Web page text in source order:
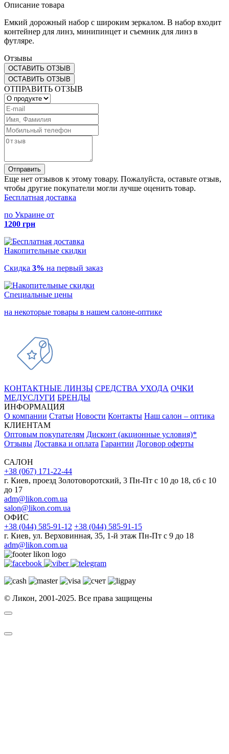
Описание товара
Емкий дорожный набор с широким зеркалом. В набор входит
контейнер для линз, минипинцет и съемник для линз в
футляре.
Отзывы
ОСТАВИТЬ ОТЗЫВ
ОСТАВИТЬ ОТЗЫВ
ОТПРАВИТЬ ОТЗЫВ
Отправить
Еще нет отзывов к этому товару. Пожалуйста, оставьте отзыв,
чтобы другие покупатели могли лучше оценить товар.
Бесплатная доставка
по Украине от
1200 грн
Накопительные скидки
Скидка 3% на первый заказ
Специальные цены
на некоторые товары в нашем салоне-оптике
КОНТАКТНЫЕ ЛИНЗЫ СРЕДСТВА УХОДА ОЧКИ
МЕДУСЛУГИ БРЕНДЫ
ИНФОРМАЦИЯ
О компании Статьи Новости Контакты Наш салон – оптика
КЛИЕНТАМ
Оптовым покупателям Дисконт (акционные условия)*
Отзывы Доставка и оплата Гарантии Договор оферты
САЛОН
+38 (067) 171-22-44
г. Киев, проезд Золотоворотский, 3 Пн-Пт c 10 до 18, сб с 10
до 17
adm@likon.com.ua
salon@likon.com.ua
ОФИС
+38 (044) 585-91-12 +38 (044) 585-91-15
г. Киев, ул. Верховинная, 35, 1-й этаж Пн-Пт с 9 до 18
adm@likon.com.ua
© Ликон, 2001-2025. Все права защищены